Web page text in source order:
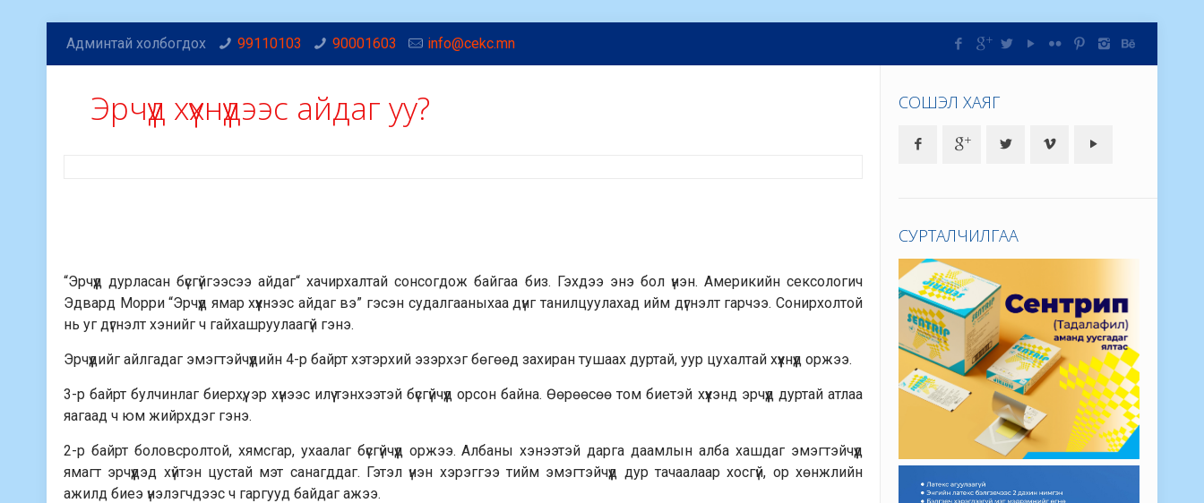
Админтай холбогдох 99110103 90001603 info@cekc.mn
Эрчүүд хүүхнүүдээс айдаг уу?
“Эрчүүд дурласан бүсгүйгээсээ айдаг“ хачирхалтай сонсогдож байгаа биз. Гэхдээ энэ бол үнэн. Америкийн сексологич
Эдвард Морри “Эрчүүд ямар хүүхнээс айдаг вэ” гэсэн судалгааныхаа дүнг танилцуулахад ийм дүгнэлт гарчээ. Сонирхолтой
нь уг дүгнэлт хэнийг ч гайхашруулаагүй гэнэ.
Эрчүүдийг айлгадаг эмэгтэйчүүдийн 4-р байрт хэтэрхий эзэрхэг бөгөөд захиран тушаах дуртай, уур цухалтай хүүхнүүд оржээ.
3-р байрт булчинлаг биерхүү, эр хүнээс илүү тэнхээтэй бүсгүйчүүд орсон байна. Өөрөөсөө том биетэй хүүхэнд эрчүүд дуртай атлаа
яагаад ч юм жийрхдэг гэнэ.
2-р байрт боловсролтой, хямсгар, ухаалаг бүсгүйчүүд оржээ. Албаны хэнээтэй дарга даамлын алба хашдаг эмэгтэйчүүд
ямагт эрчүүдэд хүйтэн цустай мэт санагддаг. Гэтэл үнэн хэрэггээ тийм эмэгтэйчүүд дур тачаалаар хосгүй, ор хөнжлийн
ажилд биеэ үнэлэгчдээс ч гаргууд байдаг ажээ.
СОШЭЛ ХАЯГ
СУРТАЛЧИЛГАА